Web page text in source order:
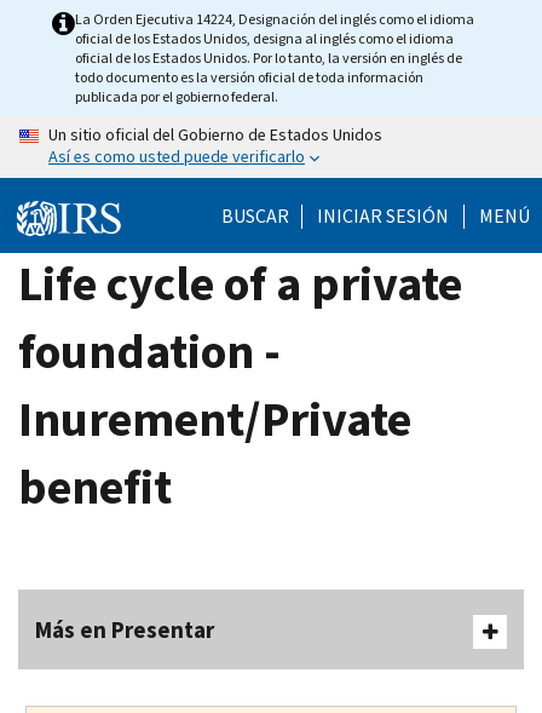
La Orden Ejecutiva 14224, Designación del inglés como el idioma
oficial de los Estados Unidos, designa al inglés como el idioma
oficial de los Estados Unidos. Por lo tanto, la versión en inglés de
todo documento es la versión oficial de toda información
publicada por el gobierno federal.
Un sitio oficial del Gobierno de Estados Unidos
Así es como usted puede verificarlo
BUSCAR INICIAR SESIÓN MENÚ
Life cycle of a private
foundation -
Inurement/Private
benefit
Más en Presentar